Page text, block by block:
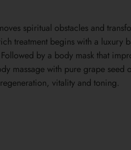
spiritual obstacles and
treatment begins with a luxury
by a body mask that
massage with pure grape
vitality and toning.